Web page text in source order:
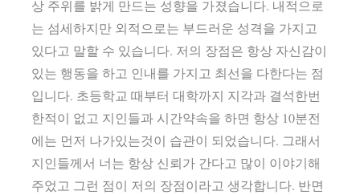
상 주위를 밝게 만드는 성향을 가졌습니다. 내적으로
는 섬세하지만 외적으로는 부드러운 성격을 가지고
있다고 말할 수 있습니다. 저의 장점은 항상 자신감이
있는 행동을 하고 인내를 가지고 최선을 다한다는 점
입니다. 초등학교 때부터 대학까지 지각과 결석한번
한적이 없고 지인들과 시간약속을 하면 항상 10분전
에는 먼저 나가있는것이 습관이 되었습니다. 그래서
지인들께서 너는 항상 신뢰가 간다고 많이 이야기해
주었고 그런 점이 저의 장점이라고 생각합니다. 반면